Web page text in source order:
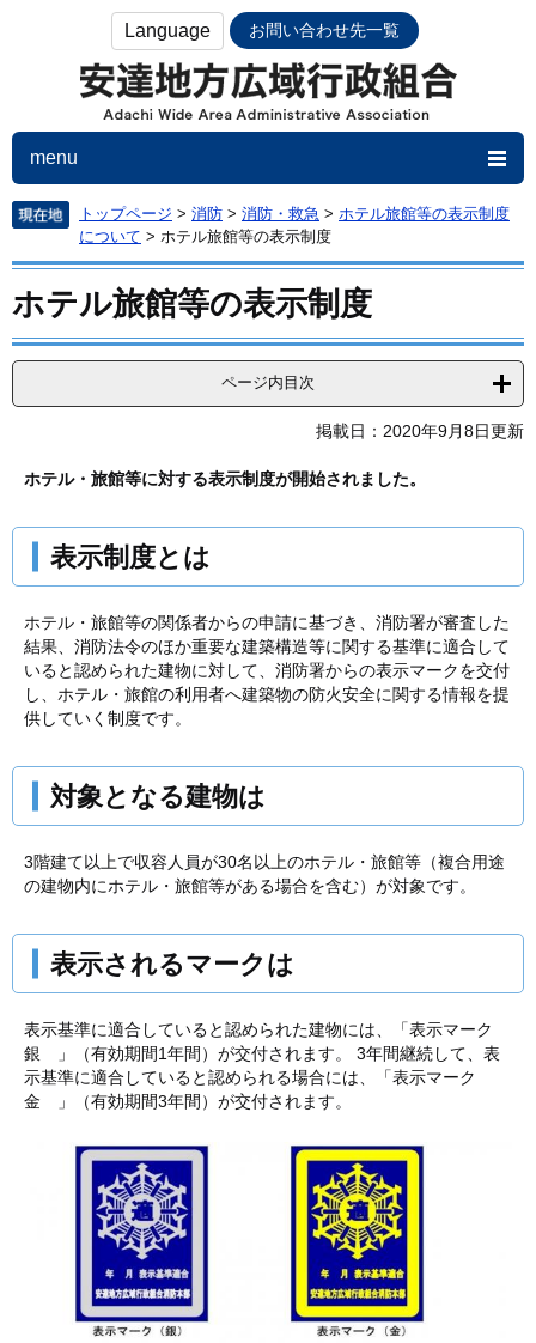
Language お問い合わせ先一覧
menu
すべて PDF ページ（HTML）
ごみの分別 カレンダーでさがす
し尿
消防
斎場
0243-23-1119
消防本部概要
南消防署
キッズページ
講習会等案内
甲種防火管理新規講習
自衛消防指導会
応急手当講習会
トップページ > 消防 > 消防・救急 > ホテル旅館等の表示制度
について > ホテル旅館等の表示制度
ホテル旅館等の表示制度
ページ内目次
掲載日：2020年9月8日更新
ホテル・旅館等に対する表示制度が開始されました。
表示制度とは
ホテル・旅館等の関係者からの申請に基づき、消防署が審査した
結果、消防法令のほか重要な建築構造等に関する基準に適合して
いると認められた建物に対して、消防署からの表示マークを交付
し、ホテル・旅館の利用者へ建築物の防火安全に関する情報を提
供していく制度です。
対象となる建物は
3階建て以上で収容人員が30名以上のホテル・旅館等（複合用途
の建物内にホテル・旅館等がある場合を含む）が対象です。
表示されるマークは
表示基準に適合していると認められた建物には、「表示マーク
銀 」（有効期間1年間）が交付されます。 3年間継続して、表
示基準に適合していると認められる場合には、「表示マーク
金 」（有効期間3年間）が交付されます。